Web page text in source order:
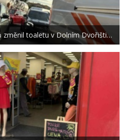
změnil toaletu v Dolním Dvořišti…